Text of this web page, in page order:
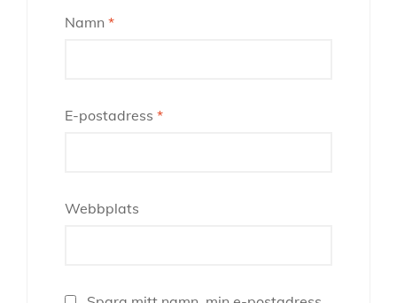
Namn *
E-postadress *
Webbplats